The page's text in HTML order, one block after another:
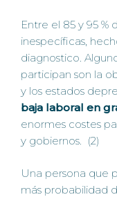
Entre el 85 y 95 %
inespecíficas,
diagnostico.
participan son la
y los estados
baja laboral en
enormes costes
y gobiernos. (2)
Una persona que
más probabilidad